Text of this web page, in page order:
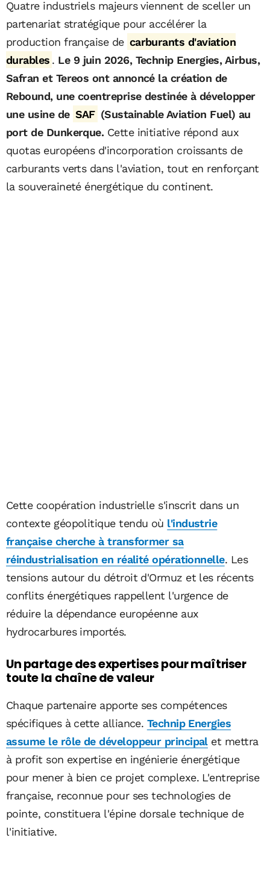
Quatre industriels majeurs viennent de sceller un
partenariat stratégique pour accélérer la
production française de carburants d'aviation
durables . Le 9 juin 2026, Technip Energies, Airbus,
Safran et Tereos ont annoncé la création de
Rebound, une coentreprise destinée à développer
une usine de SAF (Sustainable Aviation Fuel) au
port de Dunkerque. Cette initiative répond aux
quotas européens d'incorporation croissants de
carburants verts dans l'aviation, tout en renforçant
la souveraineté énergétique du continent.
Cette coopération industrielle s'inscrit dans un
contexte géopolitique tendu où l'industrie
française cherche à transformer sa
réindustrialisation en réalité opérationnelle. Les
tensions autour du détroit d'Ormuz et les récents
conflits énergétiques rappellent l'urgence de
réduire la dépendance européenne aux
hydrocarbures importés.
Un partage des expertises pour maîtriser
toute la chaîne de valeur
Chaque partenaire apporte ses compétences
spécifiques à cette alliance. Technip Energies
assume le rôle de développeur principalet mettra
à profit son expertise en ingénierie énergétique
pour mener à bien ce projet complexe. L'entreprise
française, reconnue pour ses technologies de
pointe, constituera l'épine dorsale technique de
l'initiative.